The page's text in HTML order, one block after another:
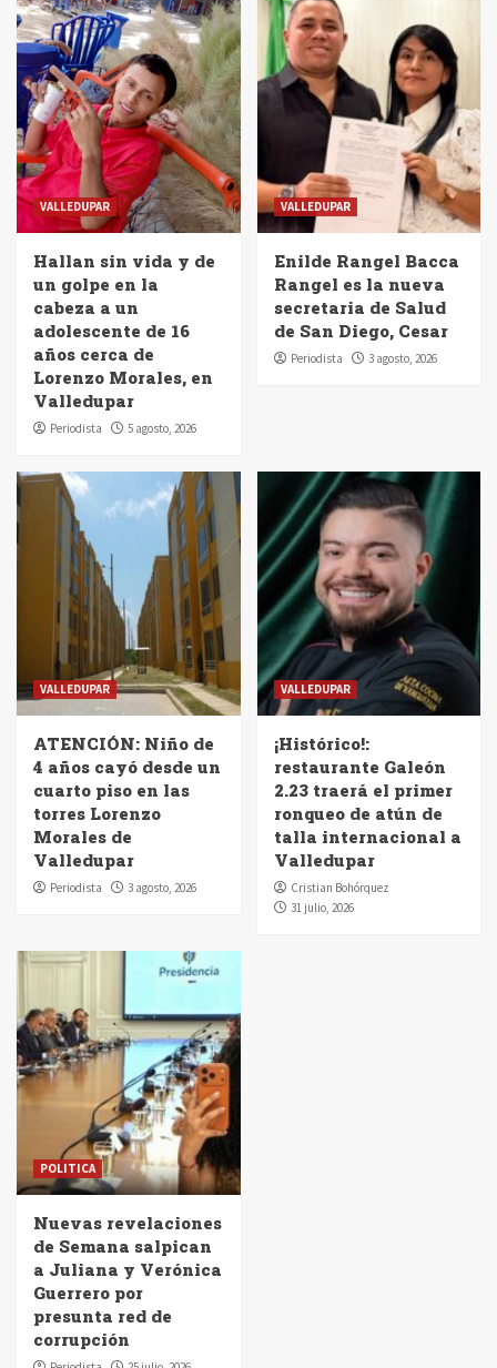
VALLEDUPAR
Hallan sin vida y de
un golpe en la
cabeza a un
adolescente de 16
años cerca de
Lorenzo Morales, en
Valledupar
Periodista 5 agosto, 2026
VALLEDUPAR
Enilde Rangel Bacca
Rangel es la nueva
secretaria de Salud
de San Diego, Cesar
Periodista 3 agosto, 2026
VALLEDUPAR
ATENCIÓN: Niño de
4 años cayó desde un
cuarto piso en las
torres Lorenzo
Morales de
Valledupar
Periodista 3 agosto, 2026
VALLEDUPAR
¡Histórico!:
restaurante Galeón
2.23 traerá el primer
ronqueo de atún de
talla internacional a
Valledupar
Cristian Bohórquez
31 julio, 2026
POLITICA
Nuevas revelaciones
de Semana salpican
a Juliana y Verónica
Guerrero por
presunta red de
corrupción